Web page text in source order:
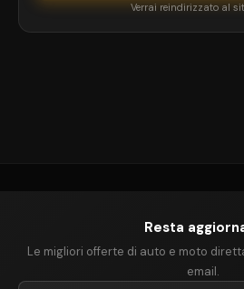
Verrai reindirizzato al
Resta
Le migliori offerte di auto e moto
email.